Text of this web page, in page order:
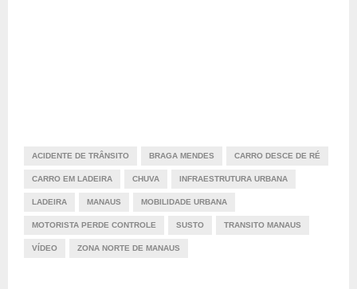
ACIDENTE DE TRÂNSITO BRAGA MENDES CARRO DESCE DE RÉ
CARRO EM LADEIRA CHUVA INFRAESTRUTURA URBANA
LADEIRA MANAUS MOBILIDADE URBANA
MOTORISTA PERDE CONTROLE SUSTO TRANSITO MANAUS
VÍDEO ZONA NORTE DE MANAUS